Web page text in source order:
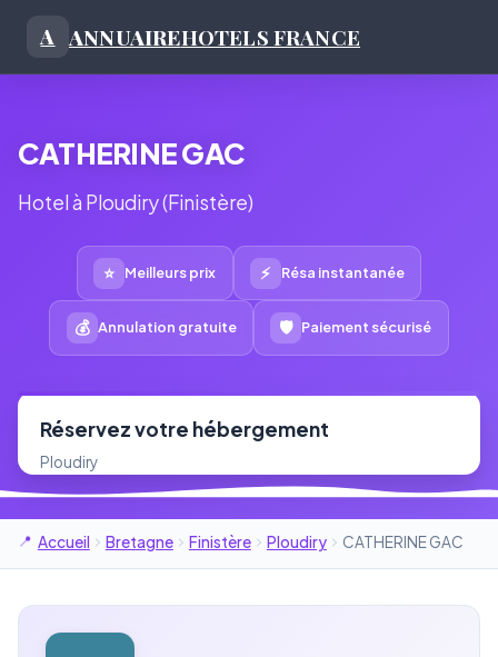
A ANNUAIREHOTELS FRANCE
CATHERINE GAC
Hotel à Ploudiry (Finistère)
⭐ Meilleurs prix ⚡ Résa instantanée
💰 Annulation gratuite 🛡 Paiement sécurisé
Réservez votre hébergement
Ploudiry
Accueil Bretagne Finistère Ploudiry CATHERINE GAC